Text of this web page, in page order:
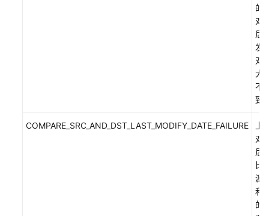
的
对
后
发
对
大
不
致
COMPARE_SRC_AND_DST_LAST_MODIFY_DATE_FAILURE
上
对
后
比
源
和
的